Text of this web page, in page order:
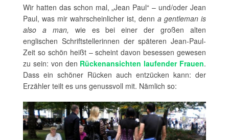
Wir hatten das schon mal, „Jean Paul“ – und/oder Jean
Paul, was mir wahrscheinlicher ist, denn a gentleman is
also a man, wie es bei einer der großen alten
englischen Schriftstellerinnen der späteren Jean-Paul-
Zeit so schön heißt – scheint davon besessen gewesen
zu sein: von den Rückenansichten laufender Frauen.
Dass ein schöner Rücken auch entzücken kann: der
Erzähler teilt es uns genussvoll mit. Nämlich so: